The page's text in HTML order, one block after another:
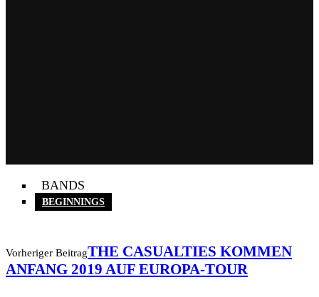
BANDS
BEGINNINGS
Vorheriger BeitragTHE CASUALTIES KOMMEN
ANFANG 2019 AUF EUROPA-TOUR